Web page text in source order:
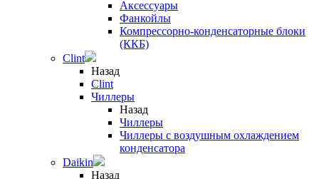
Аксессуары
Фанкойлы
Компрессорно-конденсаторные блоки
(ККБ)
Clint
Назад
Clint
Чиллеры
Назад
Чиллеры
Чиллеры с воздушным охлаждением
конденсатора
Daikin
Назад